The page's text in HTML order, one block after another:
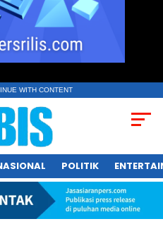
WITH CONTENT
POLITIK